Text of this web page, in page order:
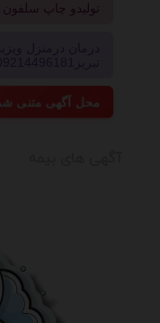
تولیدو چاپ سلفون
محل آگهی متنی